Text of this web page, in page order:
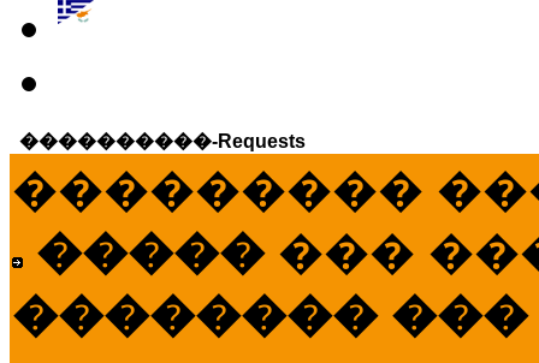
����������-Requests
���������
����� ���
��������